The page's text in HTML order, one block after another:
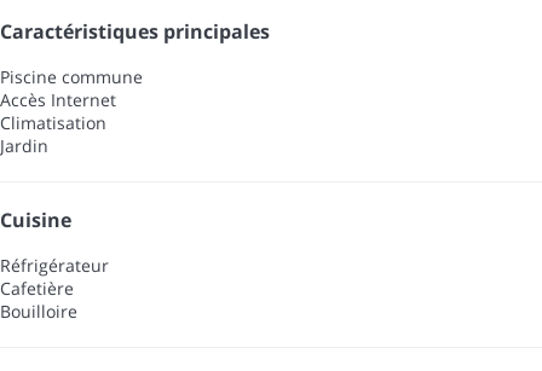
Caractéristiques principales
Piscine commune
Accès Internet
Climatisation
Jardin
Cuisine
Réfrigérateur
Cafetière
Bouilloire